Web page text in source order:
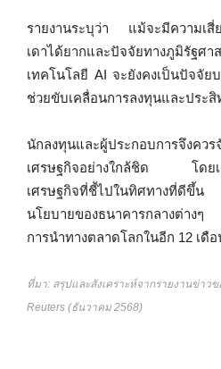
รายงานระบุว่า แม้จะมีความเสี่
เดาได้ยากและปัจจัยทางภูมิ
เทคโนโลยี AI จะยังคงเป็นปัจจัย
ช่วยขับเคลื่อนการลงทุนและประ
นักลงทุนและผู้ประกอบการจึงคว
เศรษฐกิจอย่างใกล้ชิด โดยเฉ
เศรษฐกิจที่ชี้ไปในทิศทางที่ดี
นโยบายของธนาคารกลางต่าง
การนำทางตลาดโลกในอีก 12 เดื
ที่มา: สรุปและสังเคราะห์จากรายงานข่าว
Reuters (ธันวาคม 2568)